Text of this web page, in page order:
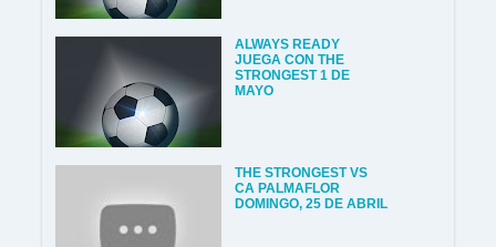
ALWAYS READY
JUEGA CON THE
STRONGEST 1 DE
MAYO
THE STRONGEST VS
CA PALMAFLOR
DOMINGO, 25 DE ABRIL